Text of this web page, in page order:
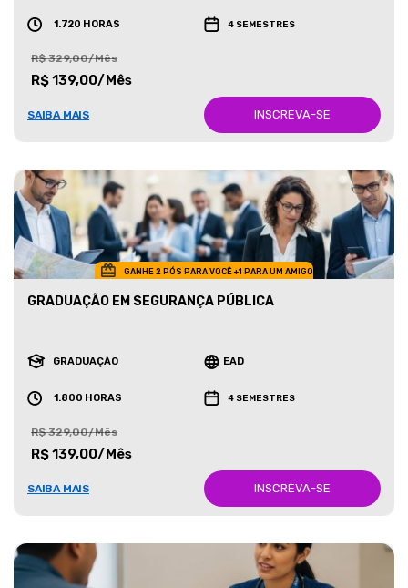
1.720 HORAS 4 SEMESTRES
R$ 329,00/Mês
R$ 139,00/Mês
SAIBA MAIS INSCREVA-SE
GANHE 2 PÓS PARA VOCÊ +1 PARA UM AMIGO
GRADUAÇÃO EM SEGURANÇA PÚBLICA
GRADUAÇÃO EAD
1.800 HORAS 4 SEMESTRES
R$ 329,00/Mês
R$ 139,00/Mês
SAIBA MAIS INSCREVA-SE